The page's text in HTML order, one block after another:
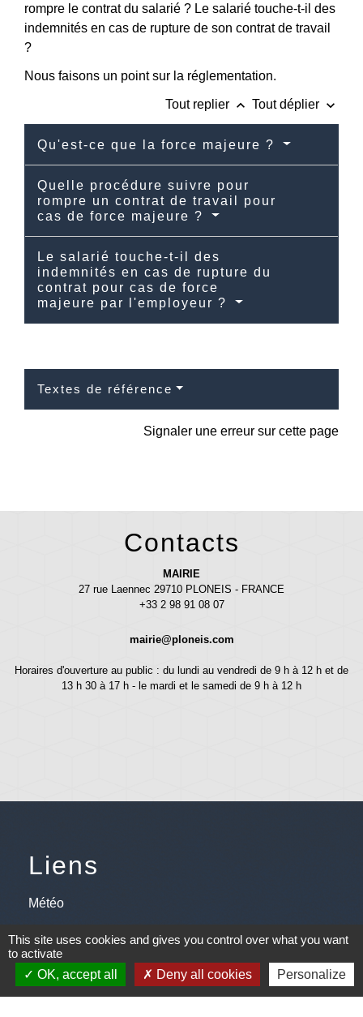
rompre le contrat du salarié ? Le salarié touche-t-il des
indemnités en cas de rupture de son contrat de travail
?
Nous faisons un point sur la réglementation.
Tout replier keyboard_arrow_up Tout déplier keyboard_arrow_down
Qu'est-ce que la force majeure ?
Quelle procédure suivre pour
rompre un contrat de travail pour
cas de force majeure ?
Le salarié touche-t-il des
indemnités en cas de rupture du
contrat pour cas de force
majeure par l'employeur ?
Textes de référence
Signaler une erreur sur cette page
Contacts
MAIRIE
27 rue Laennec 29710 PLONEIS - FRANCE
+33 2 98 91 08 07
mairie@ploneis.com
Horaires d'ouverture au public : du lundi au vendredi de 9 h à 12 h et de
13 h 30 à 17 h - le mardi et le samedi de 9 h à 12 h
Liens
Météo
Ouest France
Télégramme
This site uses cookies and gives you control over what you want
to activate
OK, accept all
Deny all cookies Personalize